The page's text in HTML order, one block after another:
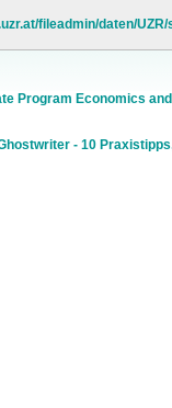
fileadmin/daten/
Program Economics
- 10